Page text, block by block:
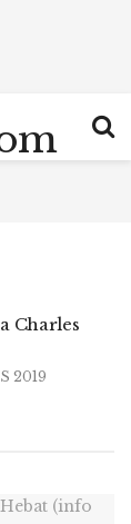
Charles
2019